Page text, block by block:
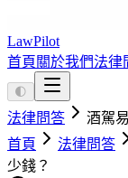
LawPilot
首頁 關於我們法律
🌓
法律問答
酒駕
首頁
法律問答
少錢？